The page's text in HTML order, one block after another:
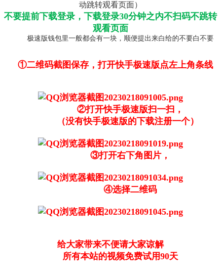
动跳转观看页面）
不要提前下载登录，下载登录30分钟之内不扫码不跳转
观看页面
极速版钱包里一般都会有一块，顺便提出来白给的不要白不要
①二维码截图保存，打开快手极速版点左上角条线
②打开快手极速版扫一扫，
（没有快手极速版的下载注册一个）
③打开右下角图片，
④选择二维码
给大家带来不便请大家谅解
所有本站的视频免费试用90天